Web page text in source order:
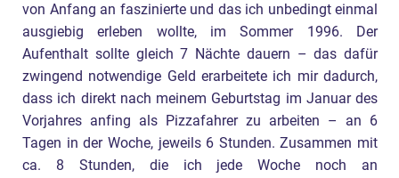
von Anfang an faszinierte und das ich unbedingt einmal
ausgiebig erleben wollte, im Sommer 1996. Der
Aufenthalt sollte gleich 7 Nächte dauern – das dafür
zwingend notwendige Geld erarbeitete ich mir dadurch,
dass ich direkt nach meinem Geburtstag im Januar des
Vorjahres anfing als Pizzafahrer zu arbeiten – an 6
Tagen in der Woche, jeweils 6 Stunden. Zusammen mit
ca. 8 Stunden, die ich jede Woche noch an